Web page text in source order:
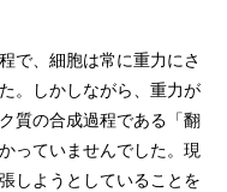
で、細胞は常に重力にさ
。しかしながら、重力が
質の合成過程である「翻
っていませんでした。現
しようとしていることを